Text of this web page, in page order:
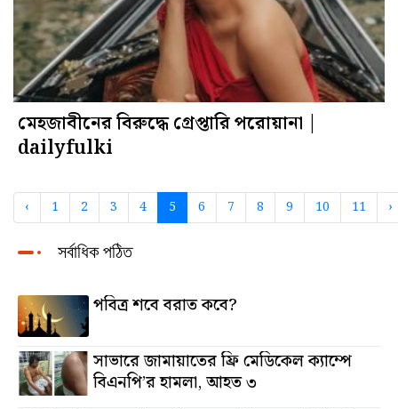
মেহজাবীনের বিরুদ্ধে গ্রেপ্তারি পরোয়ানা |
dailyfulki
‹ 1 2 3 4 5 6 7 8 9 10 11 ›
সর্বাধিক পঠিত
পবিত্র শবে বরাত কবে?
সাভারে জামায়াতের ফ্রি মেডিকেল ক্যাম্পে
বিএনপি’র হামলা, আহত ৩